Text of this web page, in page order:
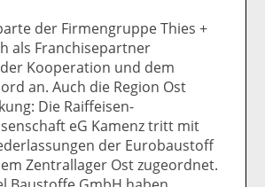
il
e
n
e d
der Firmengruppe Thies +
als Franchisepartner
Kooperation und dem
an. Auch die Region Ost
Die Raiffeisen-
eG Kamenz tritt mit
der Eurobaustoff
Zentrallager Ost zugeordnet.